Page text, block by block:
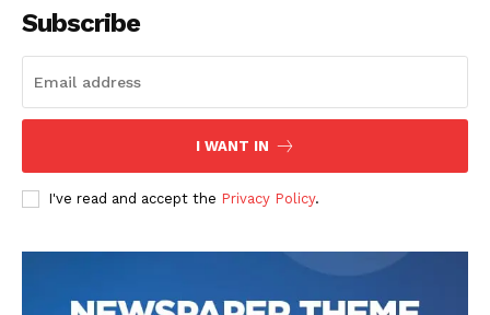
DOWNLOAD NOW
Subscribe
I WANT IN
I've read and accept the Privacy Policy.